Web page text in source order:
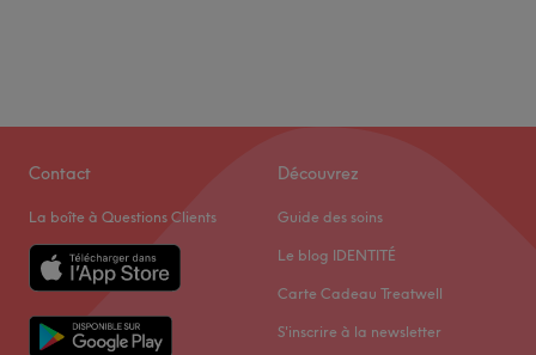
Contact
La boîte à Questions Clients
Découvrez
Guide des soins
Le blog IDENTITÉ
Carte Cadeau Treatwell
S'inscrire à la newsletter